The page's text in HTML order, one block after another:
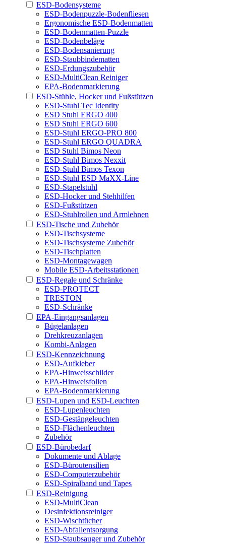
ESD-Bodensysteme
ESD-Bodenpuzzle-Bodenfliesen
Ergonomische ESD-Bodenmatten
ESD-Bodenmatten-Puzzle
ESD-Bodenbeläge
ESD-Bodensanierung
ESD-Staubbindematten
ESD-Erdungszubehör
ESD-MultiClean Reiniger
EPA-Bodenmarkierung
ESD-Stühle, Hocker und Fußstützen
ESD-Stuhl Tec Identity
ESD Stuhl ERGO 400
ESD Stuhl ERGO 600
ESD-Stuhl ERGO-PRO 800
ESD-Stuhl ERGO QUADRA
ESD Stuhl Bimos Neon
ESD-Stuhl Bimos Nexxit
ESD-Stuhl Bimos Texon
ESD-Stuhl ESD MaXX-Line
ESD-Stapelstuhl
ESD-Hocker und Stehhilfen
ESD-Fußstützen
ESD-Stuhlrollen und Armlehnen
ESD-Tische und Zubehör
ESD-Tischsysteme
ESD-Tischsysteme Zubehör
ESD-Tischplatten
ESD-Montagewagen
Mobile ESD-Arbeitsstationen
ESD-Regale und Schränke
ESD-PROTECT
TRESTON
ESD-Schränke
EPA-Eingangsanlagen
Bügelanlagen
Drehkreuzanlagen
Kombi-Anlagen
ESD-Kennzeichnung
ESD-Aufkleber
EPA-Hinweisschilder
EPA-Hinweisfolien
EPA-Bodenmarkierung
ESD-Lupen und ESD-Leuchten
ESD-Lupenleuchten
ESD-Gestängeleuchten
ESD-Flächenleuchten
Zubehör
ESD-Bürobedarf
Dokumente und Ablage
ESD-Büroutensilien
ESD-Computerzubehör
ESD-Spiralband und Tapes
ESD-Reinigung
ESD-MultiClean
Desinfektionsreiniger
ESD-Wischtücher
ESD-Abfallentsorgung
ESD-Staubsauger und Zubehör